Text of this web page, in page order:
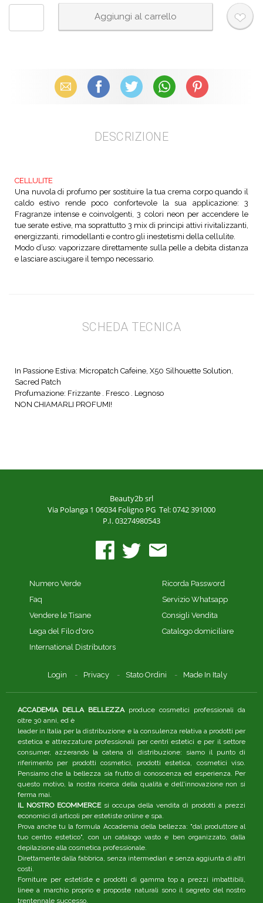
Email Facebook X (Twitter) WhatsAppPinterest
DESCRIZIONE
CELLULITE
Una nuvola di profumo per sostituire la tua crema corpo quando il
caldo estivo rende poco confortevole la sua applicazione: 3
Fragranze intense e coinvolgenti, 3 colori neon per accendere le
tue serate estive, ma soprattutto 3 mix di principi attivi rivitalizzanti,
energizzanti, rimodellanti e contro gli inestetismi della cellulite.
Modo d’uso: vaporizzare direttamente sulla pelle a debita distanza
e lasciare asciugare il tempo necessario.
SCHEDA TECNICA
In Passione Estiva: Micropatch Cafeine, X50 Silhouette Solution,
Sacred Patch
Profumazione: Frizzante . Fresco . Legnoso
NON CHIAMARLI PROFUMI!
Beauty2b srl
Via Polanga 1 06034 Foligno PG Tel: 0742 391000
P.I. 03274980543
Numero Verde
Faq
Vendere le Tisane
Lega del Filo d'oro
International Distributors
Ricorda Password
Servizio Whatsapp
Consigli Vendita
Catalogo domiciliare
Login Privacy Stato Ordini Made In Italy
ACCADEMIA DELLA BELLEZZAproduce cosmetici professionali da
oltre 30 anni, ed è
leader in Italia per la distribuzione e la consulenza relativa a prodotti per
estetica e attrezzature professionali per centri estetici e per il settore
consumer, azzerando la catena di distribuzione: siamo il punto di
riferimento per prodotti cosmetici, prodotti estetica, cosmetici viso.
Pensiamo che la bellezza sia frutto di conoscenza ed esperienza. Per
questo motivo, la nostra ricerca della qualità e dell'innovazione non si
ferma mai.
IL NOSTRO ECOMMERCEsi occupa della vendita di prodotti a prezzi
economici di articoli per estetiste online e spa.
Prova anche tu la formula Accademia della bellezza: "dal produttore al
tuo centro estetico", con un catalogo vasto e ben organizzato, dalla
depilazione alla cosmetica professionale.
Direttamente dalla fabbrica, senza intermediari e senza aggiunta di altri
costi.
Forniture per estetiste e prodotti di gamma top a prezzi imbattibili,
linee a marchio proprio e proposte naturali sono il segreto del nostro
trentennale successo.